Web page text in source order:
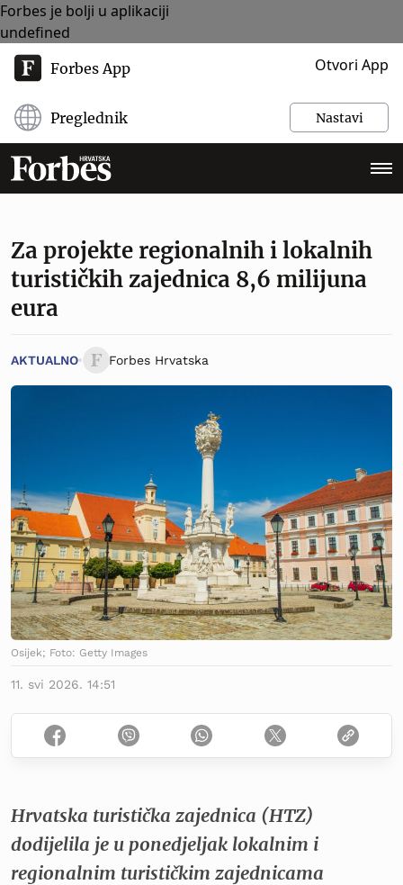
Forbes je bolji u aplikaciji
undefined
Forbes App Otvori App
Preglednik Nastavi
Za projekte regionalnih i lokalnih
turističkih zajednica 8,6 milijuna
eura
AKTUALNO Forbes Hrvatska
Osijek; Foto: Getty Images
11. svi 2026. 14:51
Hrvatska turistička zajednica (HTZ)
dodijelila je u ponedjeljak lokalnim i
regionalnim turističkim zajednicama